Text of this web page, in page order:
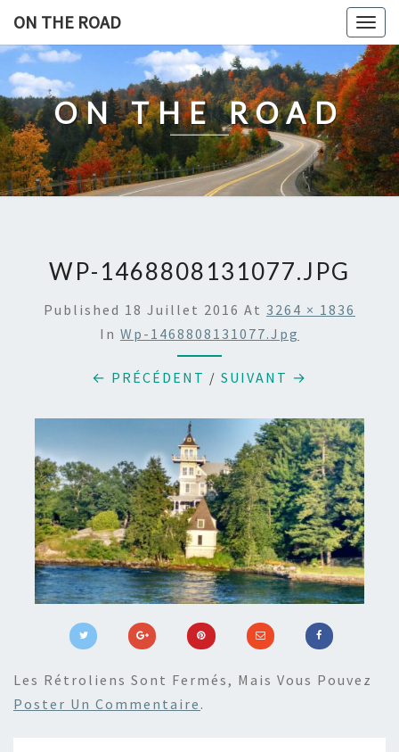
content
ON THE ROAD
ON THE ROAD
WP-1468808131077.JPG
Published 18 Juillet 2016 At 3264 × 1836
In Wp-1468808131077.jpg
← PRÉCÉDENT / SUIVANT →
Les Rétroliens Sont Fermés, Mais Vous Pouvez
Poster Un Commentaire .